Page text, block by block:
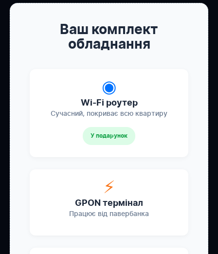
Ваш комплект
обладнання
◉
Wi-Fi роутер
Сучасний, покриває всю квартиру
У подарунок
⚡
GPON термінал
Працює від павербанка